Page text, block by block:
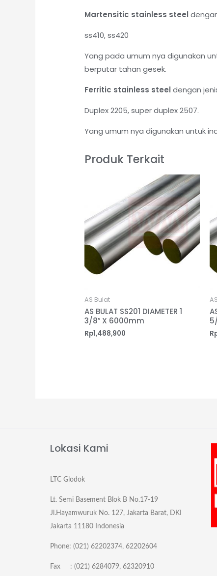
Martensitic stainless steel
ss410, ss420
Yang pada umum nya digunakan
berputar tahan gesek.
Ferritic stainless steel dengan
Duplex 2205, super duplex 2507.
Yang umum nya digunakan untuk
Produk Terkait
AS Bulat
AS BULAT SS201 DIAMETER 1
3/8″ X 6000mm
Rp1,488,900
Lokasi Kami
LTC Glodok
Lt. Semi Basement Blok B No.17-19
Jl.Hayamwuruk No. 127, Jakarta Barat, DKI
Jakarta 11180 Indonesia
Phone: (021) 62202374, 62202604
Fax : (021) 6284079, 62320910